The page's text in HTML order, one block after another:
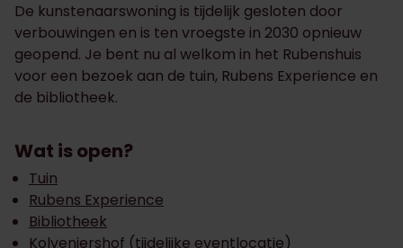
De kunstenaarswoning is tijdelijk gesloten door
verbouwingen en is ten vroegste in 2030 opnieuw
geopend. Je bent nu al welkom in het Rubenshuis
voor een bezoek aan de tuin, Rubens Experience en
de bibliotheek.
Wat is open?
Tuin
Rubens Experience
Bibliotheek
Kolveniershof (tijdelijke eventlocatie)